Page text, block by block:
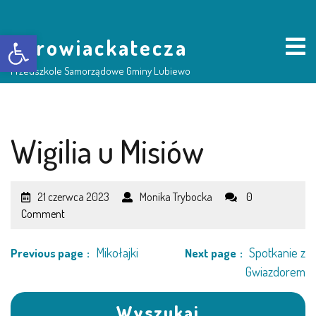
Otwórz pasek narzędzi
borowiackatecza
Przedszkole Samorządowe Gminy Lubiewo
NASZE PRZEDSZKOLE
O NAS
Wigilia u Misiów
21 czerwca 2023 Monika Trybocka
0
Comment
Previous page Mikołajki Next page
Spotkanie z
Gwiazdorem